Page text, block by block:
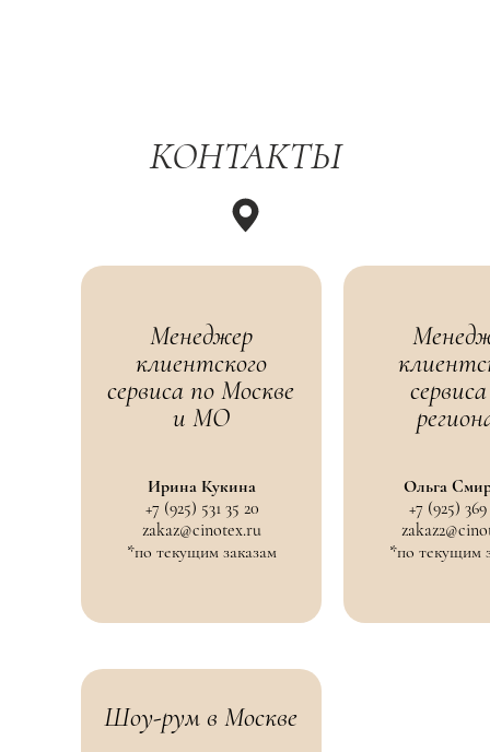
КОНТАКТЫ
Менеджер
клиентского
сервиса по Москве
и МО
Ирина Кукина
+7 (925) 531 35 20
zakaz@cinotex.ru
*по текущим заказам
Ольга
+7 (925) 369
*по текущим
Шоу-рум в Москве